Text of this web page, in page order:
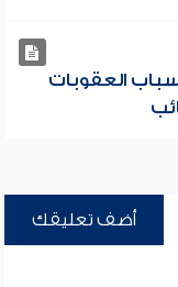
أسباب العقوبات
أضف تعليقك